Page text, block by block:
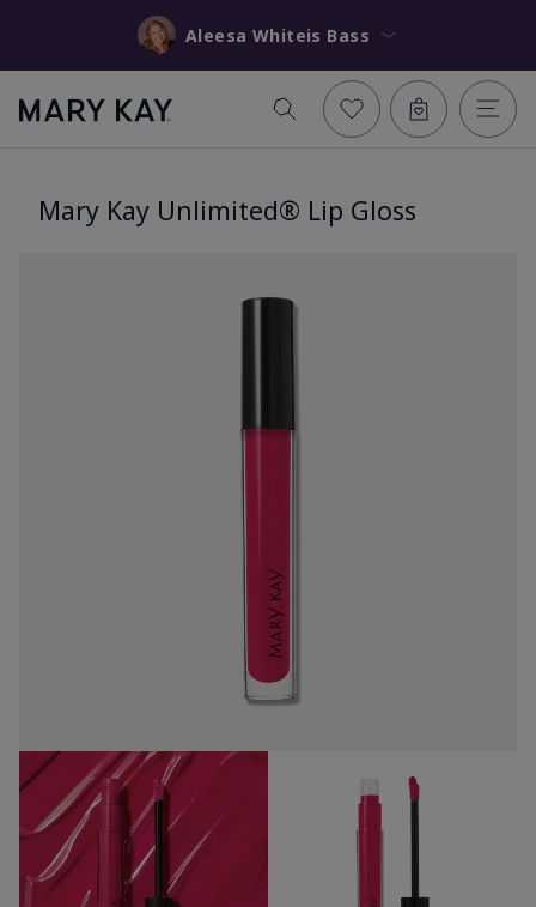
Aleesa Whiteis Bass
Mary Kay Unlimited® Lip Gloss